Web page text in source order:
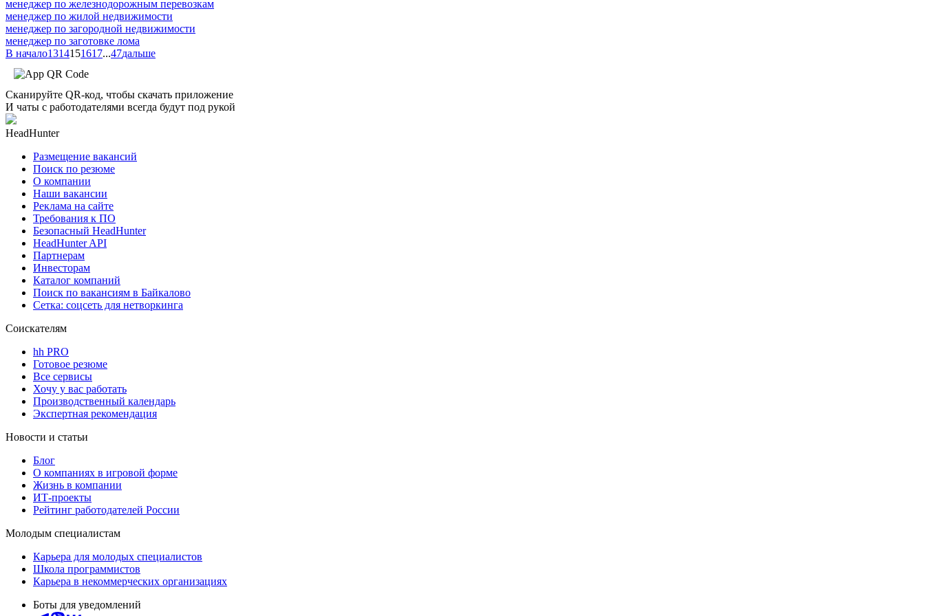
менеджер по железнодорожным перевозкам
менеджер по жилой недвижимости
менеджер по загородной недвижимости
менеджер по заготовке лома
В начало1314151617...47дальше
Сканируйте QR-код, чтобы скачать приложение
И чаты с работодателями всегда будут под рукой
HeadHunter
Размещение вакансий
Поиск по резюме
О компании
Наши вакансии
Реклама на сайте
Требования к ПО
Безопасный HeadHunter
HeadHunter API
Партнерам
Инвесторам
Каталог компаний
Поиск по вакансиям в Байкалово
Сетка: соцсеть для нетворкинга
Соискателям
hh PRO
Готовое резюме
Все сервисы
Хочу у вас работать
Производственный календарь
Экспертная рекомендация
Новости и статьи
Блог
О компаниях в игровой форме
Жизнь в компании
ИТ-проекты
Рейтинг работодателей России
Молодым специалистам
Карьера для молодых специалистов
Школа программистов
Карьера в некоммерческих организациях
Боты для уведомлений